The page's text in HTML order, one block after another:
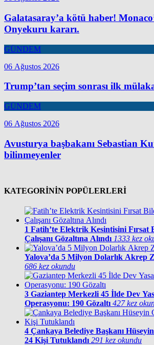
Galatasaray’a kötü haber!
Onyekuru kararı.
GÜNDEM
06 Ağustos 2026
Trump’tan seçim sonrası ilk
GÜNDEM
06 Ağustos 2026
Avusturya başbakanı Sebastian
bilinmeyenler
KATEGORİNİN POPÜLERLERİ
1 Fatih’te Elektrik Kesintisini Fırsat
Çalışanı Gözaltına Alındı 1333 kez
Yalova’da 5 Milyon Dolarlık Akrep
686 kez okundu
3 Gaziantep Merkezli 45 İlde Dev
Operasyonu: 190 Gözaltı 427 kez
4 Çankaya Belediye Başkanı
24 Kişi Tutuklandı 291 kez okundu